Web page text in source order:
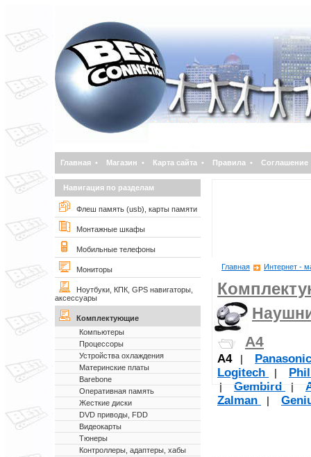
Главная • Магазин • Карта сайта • Правила • Соглашение
Навигация по разделам
Флеш память (usb), карты памяти
Монтажные шкафы
Мобильные телефоны
Мониторы
Ноутбуки, КПК, GPS навигаторы,
аксессуары
Комплектующие
Компьютеры
Процессоры
Устройства охлаждения
Материнские платы
Barebone
Оперативная память
Жесткие диски
DVD приводы, FDD
Видеокарты
Тюнеры
Контроллеры, адаптеры, хабы
Главная Интернет -
A4
A4|
Logitech
|
| Gembird |
Zalman
|